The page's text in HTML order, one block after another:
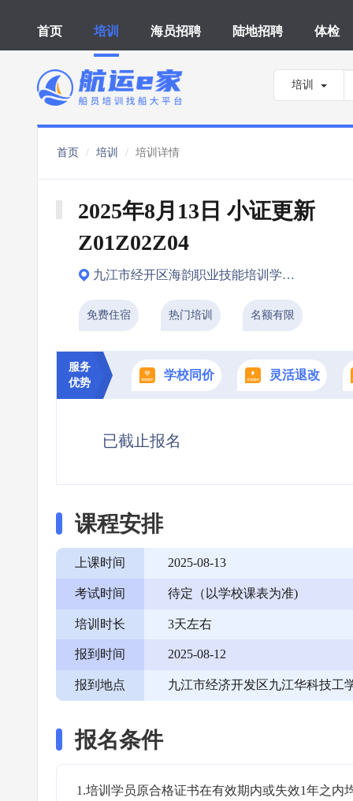
首页 培训 海员招聘 陆地招聘 体检
培训
首页 培训 培训详情
2025年8月13日 小证更新
Z01Z02Z04
九江市经开区海韵职业技能培训学校有限公司
免费住宿 热门培训 名额有限
服务
优势
学校同价 灵活退改
已截止报名
课程安排
上课时间 2025-08-13
考试时间 待定（以学校课表为准)
培训时长 3天左右
报到时间 2025-08-12
报到地点 九江市经济开发区九江华科技工
报名条件
1.培训学员原合格证书在有效期内或失效1年之内